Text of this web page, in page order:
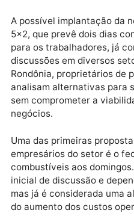
A possível implantação
5×2, que prevê dois dias
para os trabalhadores,
discussões em diversos
Rondônia, proprietários
analisam alternativas
sem comprometer a
negócios.
Uma das primeiras